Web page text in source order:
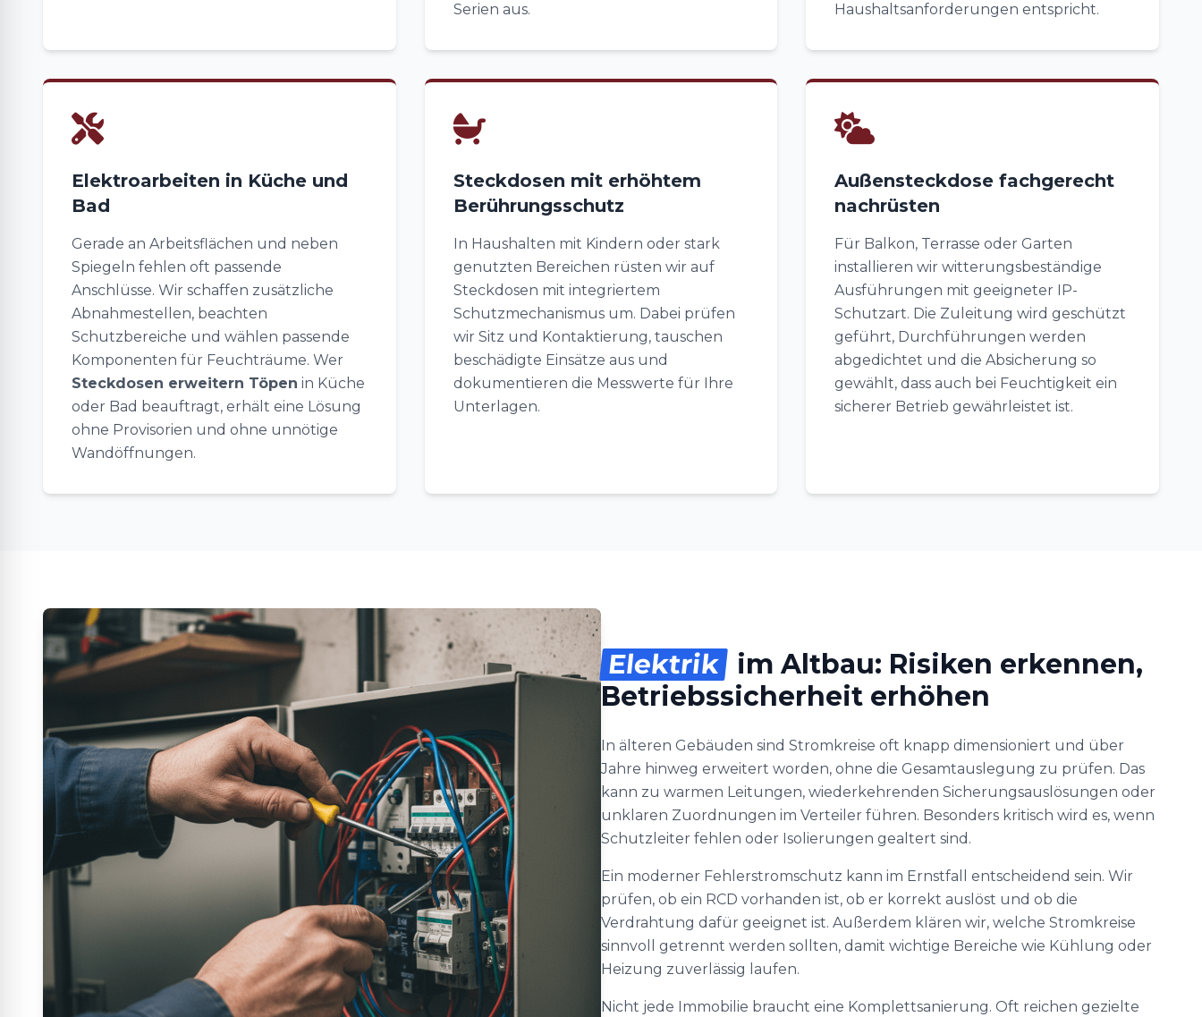
Serien aus.
Haushaltsanforderungen entspricht.
Elektroarbeiten in Küche und
Bad
Gerade an Arbeitsflächen und neben
Spiegeln fehlen oft passende
Anschlüsse. Wir schaffen zusätzliche
Abnahmestellen, beachten
Schutzbereiche und wählen passende
Komponenten für Feuchträume. Wer
Steckdosen erweitern Töpen in Küche
oder Bad beauftragt, erhält eine Lösung
ohne Provisorien und ohne unnötige
Wandöffnungen.
Steckdosen mit erhöhtem
Berührungsschutz
In Haushalten mit Kindern oder stark
genutzten Bereichen rüsten wir auf
Steckdosen mit integriertem
Schutzmechanismus um. Dabei prüfen
wir Sitz und Kontaktierung, tauschen
beschädigte Einsätze aus und
dokumentieren die Messwerte für Ihre
Unterlagen.
Außensteckdose fachgerecht
nachrüsten
Für Balkon, Terrasse oder Garten
installieren wir witterungsbeständige
Ausführungen mit geeigneter IP-
Schutzart. Die Zuleitung wird geschützt
geführt, Durchführungen werden
abgedichtet und die Absicherung so
gewählt, dass auch bei Feuchtigkeit ein
sicherer Betrieb gewährleistet ist.
Elektrik im Altbau: Risiken erkennen,
Betriebssicherheit erhöhen
In älteren Gebäuden sind Stromkreise oft knapp dimensioniert und über
Jahre hinweg erweitert worden, ohne die Gesamtauslegung zu prüfen. Das
kann zu warmen Leitungen, wiederkehrenden Sicherungsauslösungen oder
unklaren Zuordnungen im Verteiler führen. Besonders kritisch wird es, wenn
Schutzleiter fehlen oder Isolierungen gealtert sind.
Ein moderner Fehlerstromschutz kann im Ernstfall entscheidend sein. Wir
prüfen, ob ein RCD vorhanden ist, ob er korrekt auslöst und ob die
Verdrahtung dafür geeignet ist. Außerdem klären wir, welche Stromkreise
sinnvoll getrennt werden sollten, damit wichtige Bereiche wie Kühlung oder
Heizung zuverlässig laufen.
Nicht jede Immobilie braucht eine Komplettsanierung. Oft reichen gezielte